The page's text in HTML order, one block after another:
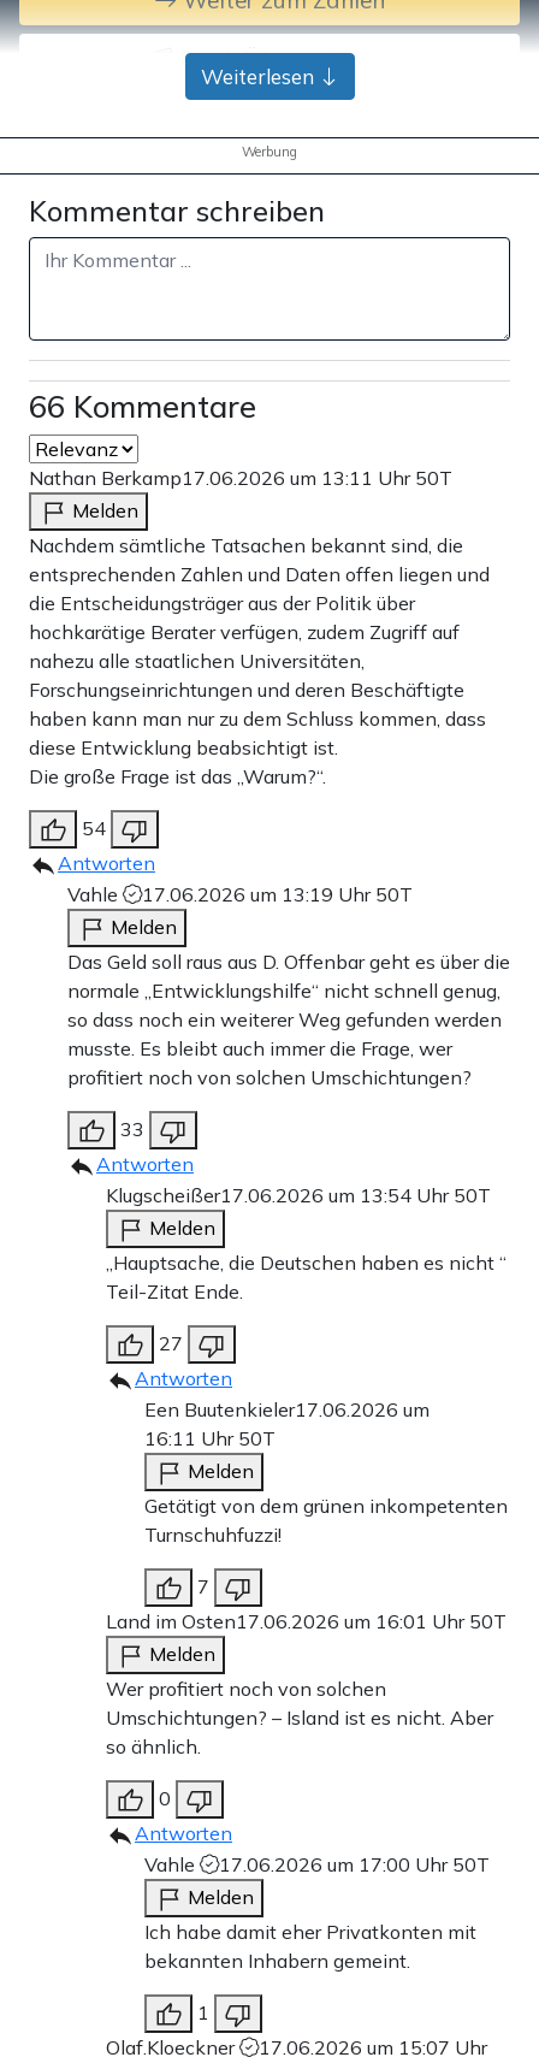
Bank-Überweisung
Weiterlesen
Werbung
Kommentar schreiben
66 Kommentare
Nathan Berkamp17.06.2026 um 13:11 Uhr 50T
Melden
Nachdem sämtliche Tatsachen bekannt sind, die
entsprechenden Zahlen und Daten offen liegen und
die Entscheidungsträger aus der Politik über
hochkarätige Berater verfügen, zudem Zugriff auf
nahezu alle staatlichen Universitäten,
Forschungseinrichtungen und deren Beschäftigte
haben kann man nur zu dem Schluss kommen, dass
diese Entwicklung beabsichtigt ist.
Die große Frage ist das „Warum?“.
54
Antworten
Vahle
17.06.2026 um 13:19 Uhr 50T
Melden
Das Geld soll raus aus D. Offenbar geht es über die
normale „Entwicklungshilfe“ nicht schnell genug,
so dass noch ein weiterer Weg gefunden werden
musste. Es bleibt auch immer die Frage, wer
profitiert noch von solchen Umschichtungen?
33
Antworten
Klugscheißer17.06.2026 um 13:54 Uhr 50T
Melden
„Hauptsache, die Deutschen haben es nicht “
Teil-Zitat Ende.
27
Antworten
Een Buutenkieler17.06.2026 um
16:11 Uhr 50T
Melden
Getätigt von dem grünen inkompetenten
Turnschuhfuzzi!
7
Land im Osten17.06.2026 um 16:01 Uhr 50T
Melden
Wer profitiert noch von solchen
Umschichtungen? – Island ist es nicht. Aber
so ähnlich.
0
Antworten
Vahle
17.06.2026 um 17:00 Uhr 50T
Melden
Ich habe damit eher Privatkonten mit
bekannten Inhabern gemeint.
1
Olaf.Kloeckner
17.06.2026 um 15:07 Uhr